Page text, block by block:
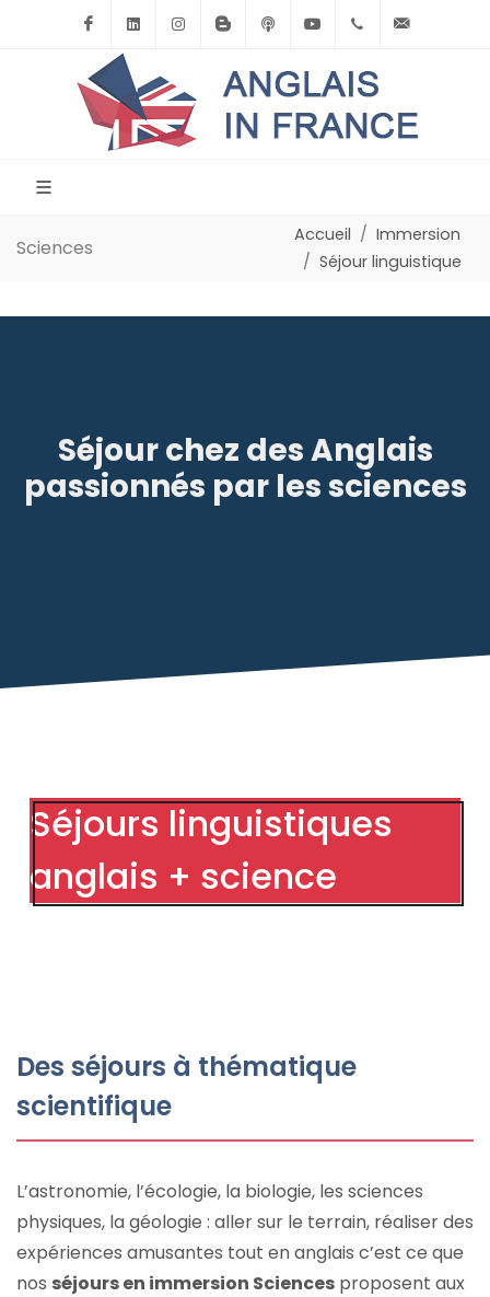
FacebookLinkedinInstagramBlogSpotPodcastYoutube
Sciences
Accueil
Immersion
Séjour linguistique
Séjour chez des Anglais
passionnés par les sciences
Séjours linguistiques
anglais + science
Des séjours à thématique
scientifique
L’astronomie, l’écologie, la biologie, les sciences
physiques, la géologie : aller sur le terrain, réaliser des
expériences amusantes tout en anglais c’est ce que
nos séjours en immersion Sciences proposent aux